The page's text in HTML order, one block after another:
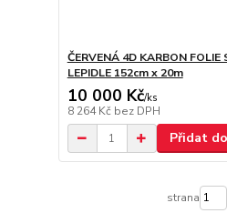
ČERVENÁ 4D KARBON FOLIE
LEPIDLE 152cm x 20m
10 000 Kč/ks
8 264 Kč bez DPH
Přidat
strana